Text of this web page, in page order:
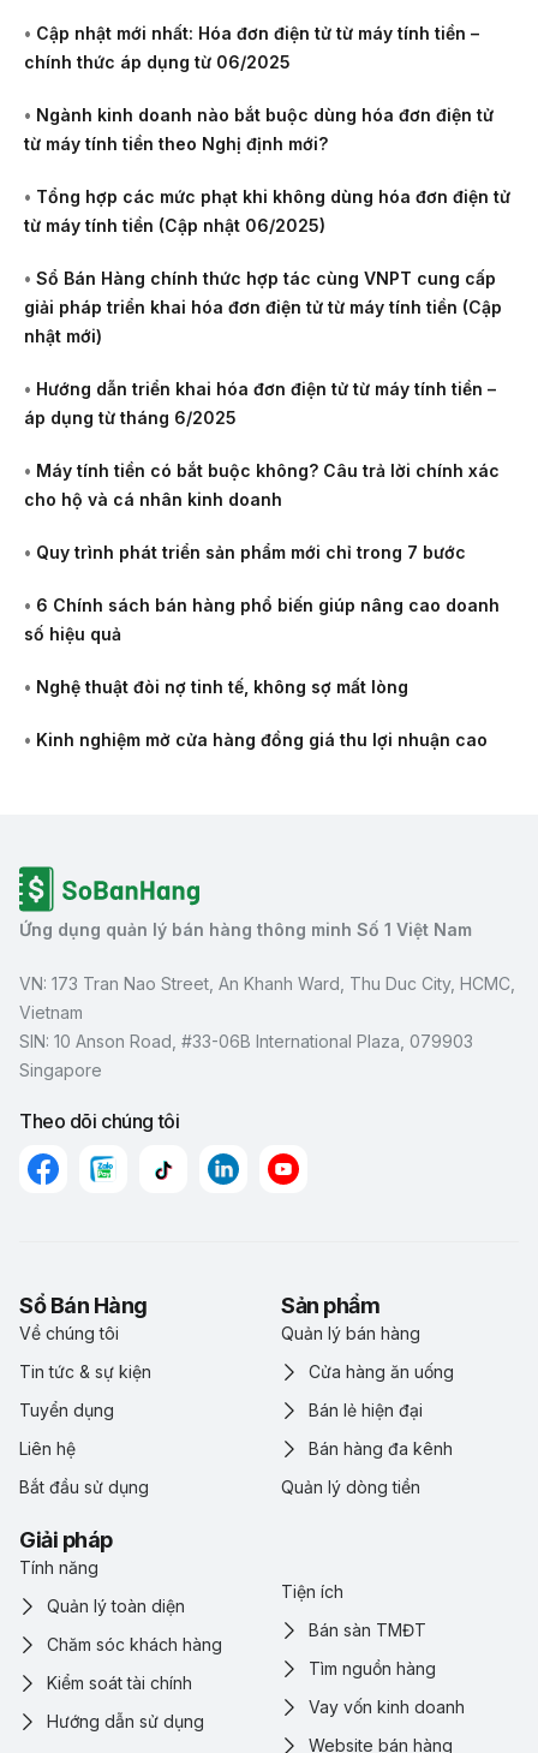
• Cập nhật mới nhất: Hóa đơn điện tử từ máy tính tiền –
chính thức áp dụng từ 06/2025
• Ngành kinh doanh nào bắt buộc dùng hóa đơn điện tử
từ máy tính tiền theo Nghị định mới?
• Tổng hợp các mức phạt khi không dùng hóa đơn điện tử
từ máy tính tiền (Cập nhật 06/2025)
• Sổ Bán Hàng chính thức hợp tác cùng VNPT cung cấp
giải pháp triển khai hóa đơn điện tử từ máy tính tiền (Cập
nhật mới)
• Hướng dẫn triển khai hóa đơn điện tử từ máy tính tiền –
áp dụng từ tháng 6/2025
• Máy tính tiền có bắt buộc không? Câu trả lời chính xác
cho hộ và cá nhân kinh doanh
• Quy trình phát triển sản phẩm mới chỉ trong 7 bước
• 6 Chính sách bán hàng phổ biến giúp nâng cao doanh
số hiệu quả
• Nghệ thuật đòi nợ tinh tế, không sợ mất lòng
• Kinh nghiệm mở cửa hàng đồng giá thu lợi nhuận cao
Ứng dụng quản lý bán hàng thông minh Số 1 Việt Nam
VN: 173 Tran Nao Street, An Khanh Ward, Thu Duc City, HCMC,
Vietnam
SIN: 10 Anson Road, #33-06B International Plaza, 079903
Singapore
Theo dõi chúng tôi
Sổ Bán Hàng
Về chúng tôi
Tin tức & sự kiện
Tuyển dụng
Liên hệ
Bắt đầu sử dụng
Sản phẩm
Quản lý bán hàng
Cửa hàng ăn uống
Bán lẻ hiện đại
Bán hàng đa kênh
Quản lý dòng tiền
Giải pháp
Tính năng
Quản lý toàn diện
Chăm sóc khách hàng
Kiểm soát tài chính
Hướng dẫn sử dụng
Tiện ích
Bán sàn TMĐT
Tìm nguồn hàng
Vay vốn kinh doanh
Website bán hàng